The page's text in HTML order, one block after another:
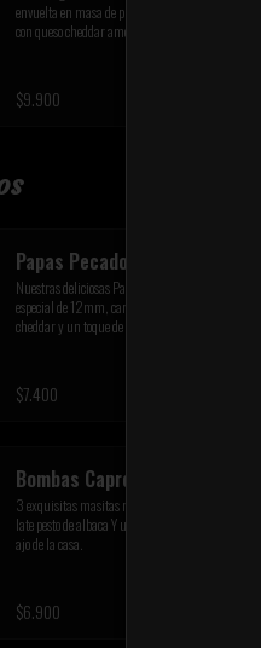
envuelta en masa de pizza a la piedra italiana
con queso cheddar americano, queso de cabra,
$9.900
Papas Pecadoras
Nuestras deliciosas Papas fritas corte bastón
especial de 12mm, carne mechada queso
cheddar y un toque de ciboulette fresco
$7.400
Bombas Capresse
3 exquisitas masitas rellenas con queso fior di
late pesto de albaca Y un toque de mantequilla de
ajo de la casa.
$6.900